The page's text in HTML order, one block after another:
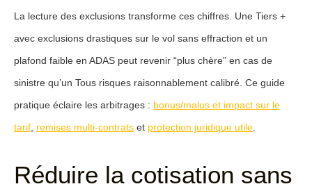
La lecture des exclusions transforme ces chiffres. Une Tiers +
avec exclusions drastiques sur le vol sans effraction et un
plafond faible en ADAS peut revenir “plus chère” en cas de
sinistre qu’un Tous risques raisonnablement calibré. Ce guide
pratique éclaire les arbitrages : bonus/malus et impact sur le
tarif remises multi-contrats et protection juridique utile
Réduire la cotisation sans